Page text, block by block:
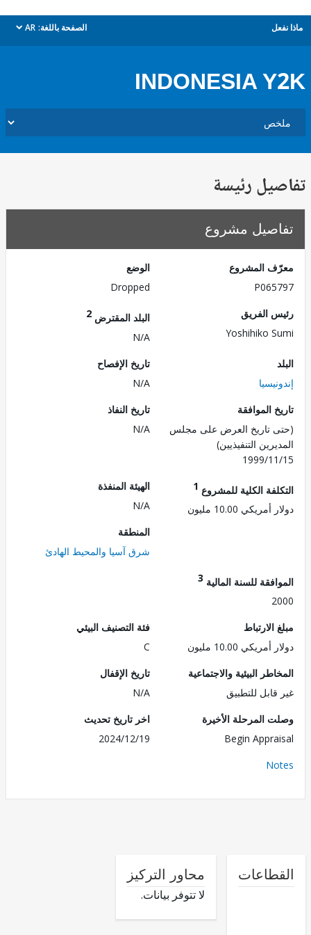
الصفحة باللغة: AR
dropdown
INDONESIA
رئيسة
مشروع
المشروع
Dropped
الفريق
Yoshihiko
البلد المقترض
تاريخ الإفصاح
الموافقة
تاريخ العرض على مجلس
التنفيذيين)
1999/
تاريخ النفاذ
N/A
الكلية للمشروع1
10.00 مليون
الهيئة المنفذة
شرق آسيا والمحيط الهادئ
للسنة المالية3
10.00 مليون
فئة التصنيف البيئي
البيئية والاجتماعية
للتطبيق
تاريخ الإقفال
المرحلة الأخيرة
Begin
اخر تاريخ تحديث
2024/12/19
محاور التركيز
لا تتوفر بيانات.